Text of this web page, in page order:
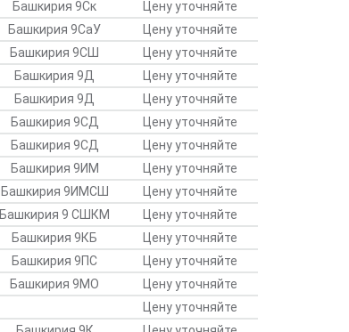
Башкирия 9Ск
Цену уточняйте
Башкирия 9СаУ
Цену уточняйте
Башкирия 9СШ
Цену уточняйте
Башкирия 9Д
Цену уточняйте
Башкирия 9Д
Цену уточняйте
Башкирия 9СД
Цену уточняйте
Башкирия 9СД
Цену уточняйте
Башкирия 9ИМ
Цену уточняйте
Башкирия 9ИМСШ
Цену уточняйте
Башкирия 9 СШКМ
Цену уточняйте
Башкирия 9КБ
Цену уточняйте
Башкирия 9ПС
Цену уточняйте
Башкирия 9МО
Цену уточняйте
Цену уточняйте